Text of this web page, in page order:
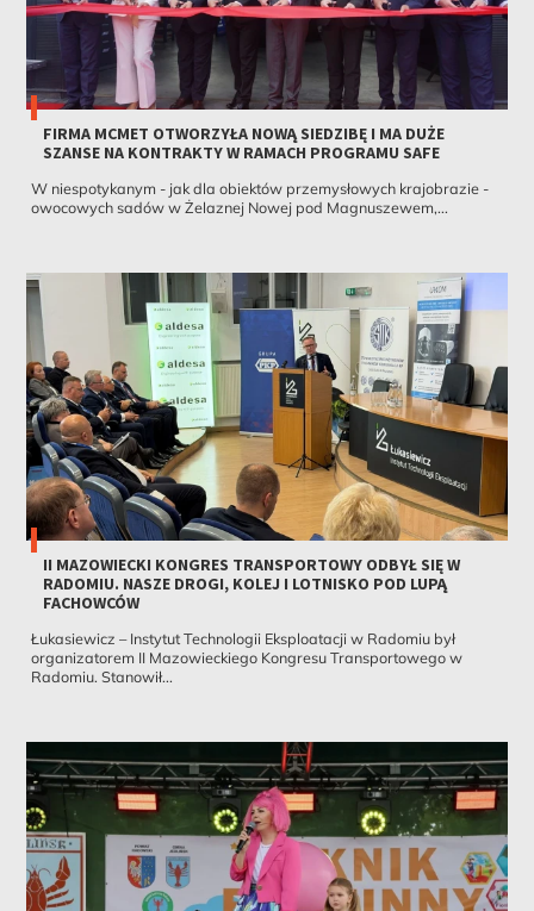
FIRMA MCMET OTWORZYŁA NOWĄ SIEDZIBĘ I MA DUŻE
SZANSE NA KONTRAKTY W RAMACH PROGRAMU SAFE
W niespotykanym - jak dla obiektów przemysłowych krajobrazie -
owocowych sadów w Żelaznej Nowej pod Magnuszewem,...
II MAZOWIECKI KONGRES TRANSPORTOWY ODBYŁ SIĘ W
RADOMIU. NASZE DROGI, KOLEJ I LOTNISKO POD LUPĄ
FACHOWCÓW
Łukasiewicz – Instytut Technologii Eksploatacji w Radomiu był
organizatorem II Mazowieckiego Kongresu Transportowego w
Radomiu. Stanowił...